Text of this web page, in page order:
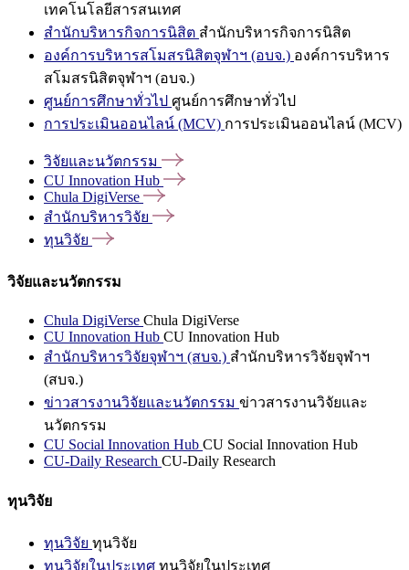
เทคโนโลยีสารสนเทศ
สำนักบริหารกิจการนิสิต สำนักบริหารกิจการนิสิต
องค์การบริหารสโมสรนิสิตจุฬาฯ (อบจ.) องค์การบริหาร
สโมสรนิสิตจุฬาฯ (อบจ.)
ศูนย์การศึกษาทั่วไป ศูนย์การศึกษาทั่วไป
การประเมินออนไลน์ (MCV) การประเมินออนไลน์ (MCV)
วิจัยและนวัตกรรม
CU Innovation Hub
Chula DigiVerse
สำนักบริหารวิจัย
ทุนวิจัย
วิจัยและนวัตกรรม
Chula DigiVerse Chula DigiVerse
CU Innovation Hub CU Innovation Hub
สำนักบริหารวิจัยจุฬาฯ (สบจ.) สำนักบริหารวิจัยจุฬาฯ
(สบจ.)
ข่าวสารงานวิจัยและนวัตกรรม ข่าวสารงานวิจัยและ
นวัตกรรม
CU Social Innovation Hub CU Social Innovation Hub
CU-Daily Research CU-Daily Research
ทุนวิจัย
ทุนวิจัย ทุนวิจัย
ทุนวิจัยในประเทศ ทุนวิจัยในประเทศ